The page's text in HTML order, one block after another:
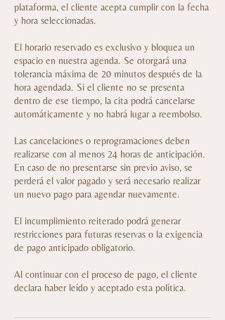
plataforma, el cliente acepta cumplir con la fecha
y hora seleccionadas.
El horario reservado es exclusivo y bloquea un
espacio en nuestra agenda. Se otorgará una
tolerancia máxima de 20 minutos después de la
hora agendada. Si el cliente no se presenta
dentro de ese tiempo, la cita podrá cancelarse
automáticamente y no habrá lugar a reembolso.
Las cancelaciones o reprogramaciones deben
realizarse con al menos 24 horas de anticipación.
En caso de no presentarse sin previo aviso, se
perderá el valor pagado y será necesario realizar
un nuevo pago para agendar nuevamente.
El incumplimiento reiterado podrá generar
restricciones para futuras reservas o la exigencia
de pago anticipado obligatorio.
Al continuar con el proceso de pago, el cliente
declara haber leído y aceptado esta política.